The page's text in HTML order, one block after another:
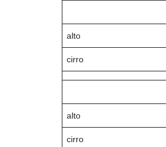
alto
cirro
alto
cirro